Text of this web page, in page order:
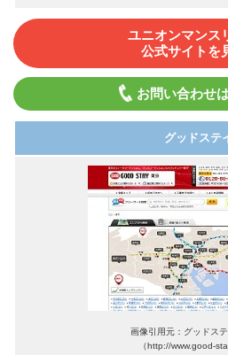
ユニオンマンス
公式サイトを
お問い合わせ
グッドステ
画像引用元：グッドス
（http://www.good-